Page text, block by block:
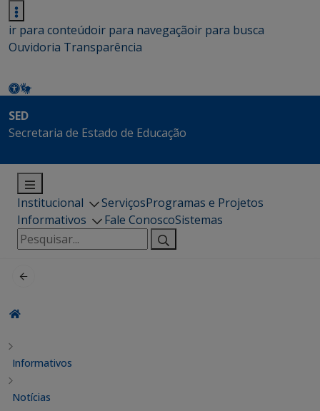
ir para conteúdoir para navegaçãoir para busca
Ouvidoria Transparência
SED
Secretaria de Estado de Educação
Institucional ServiçosProgramas e Projetos
Informativos
Fale ConoscoSistemas
Pesquisar
por:
Informativos
Notícias